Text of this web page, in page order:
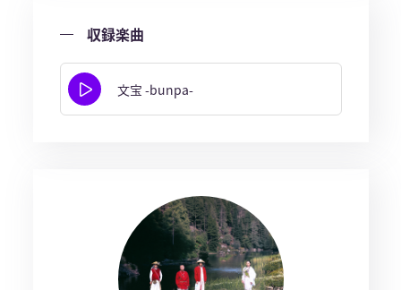
収録楽曲
文宝 -bunpa-